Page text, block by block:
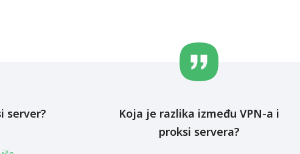
server?
Koja je razlika između VPN-a i
proksi servera?